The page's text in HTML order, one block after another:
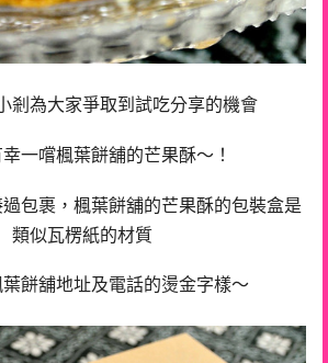
剎為大家爭取到試吃分享的機會
一嚐楓葉餅舖的芒果酥～！
包裹，楓葉餅舖的芒果酥的包裝盒是
類似瓦楞紙的材質
餅舖地址及電話的燙金字樣～